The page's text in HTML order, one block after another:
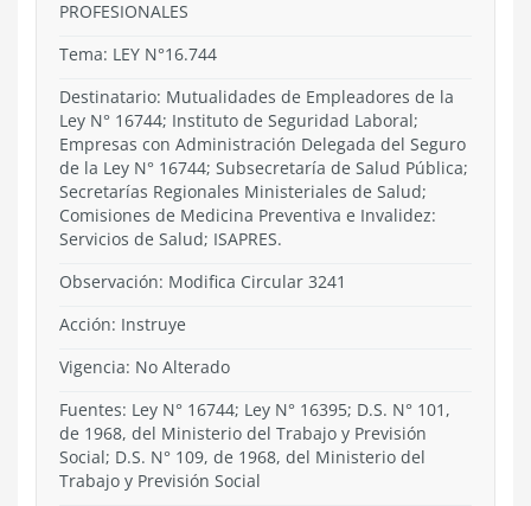
PROFESIONALES
Tema: LEY N°16.744
Destinatario: Mutualidades de Empleadores de la
Ley N° 16744; Instituto de Seguridad Laboral;
Empresas con Administración Delegada del Seguro
de la Ley N° 16744; Subsecretaría de Salud Pública;
Secretarías Regionales Ministeriales de Salud;
Comisiones de Medicina Preventiva e Invalidez:
Servicios de Salud; ISAPRES.
Observación: Modifica Circular 3241
Acción: Instruye
Vigencia: No Alterado
Fuentes: Ley N° 16744; Ley N° 16395; D.S. N° 101,
de 1968, del Ministerio del Trabajo y Previsión
Social; D.S. N° 109, de 1968, del Ministerio del
Trabajo y Previsión Social